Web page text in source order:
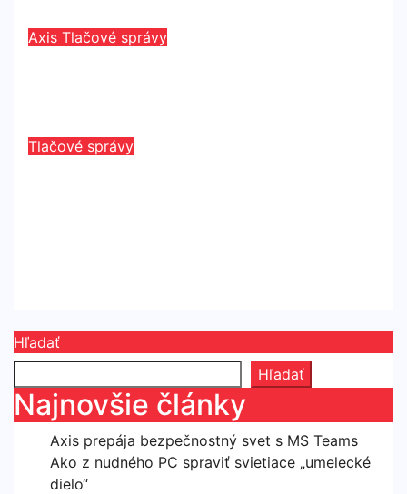
Axis Tlačové správy
Tlačové správy
Hľadať
Hľadať
Najnovšie články
Axis prepája bezpečnostný svet s MS Teams
Ako z nudného PC spraviť svietiace „umelecké
dielo“